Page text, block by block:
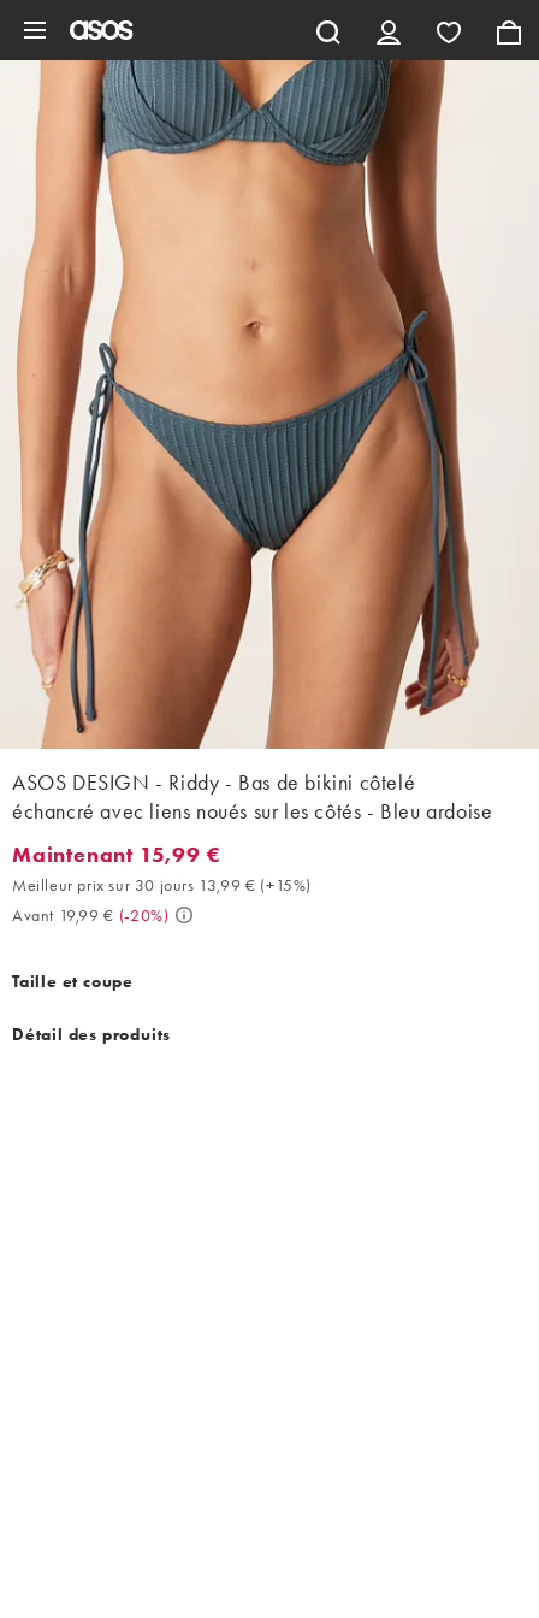
ASOS DESIGN - Riddy - Bas de bikini côtelé
échancré avec liens noués sur les côtés - Bleu ardoise
Maintenant 15,99 €. Meilleur prix sur 30 jours 13,99 € (+15%).
Maintenant 15,99 €
Meilleur prix sur 30 jours 13,99 € (+15%)
Avant 19,99 € (-20%)
Taille et coupe
Détail des produits